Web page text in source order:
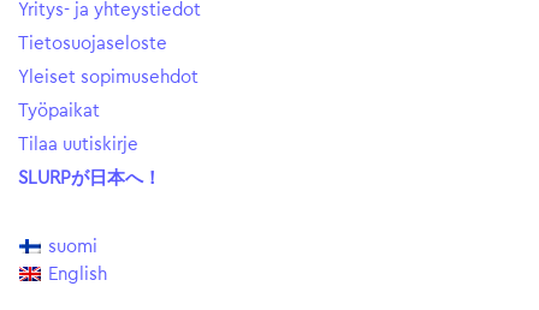
Yritys- ja yhteystiedot
Tietosuojaseloste
Yleiset sopimusehdot
Työpaikat
Tilaa uutiskirje
SLURPが日本へ！
suomi
English